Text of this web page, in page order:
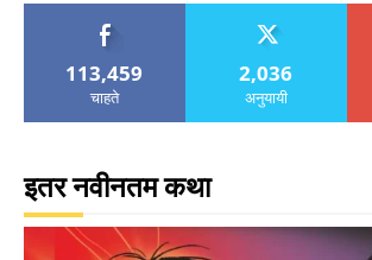
113,459
चाहते
2,036
अनुयायी
इतर नवीनतम कथा